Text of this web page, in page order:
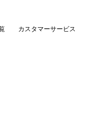
カスタマーサービス